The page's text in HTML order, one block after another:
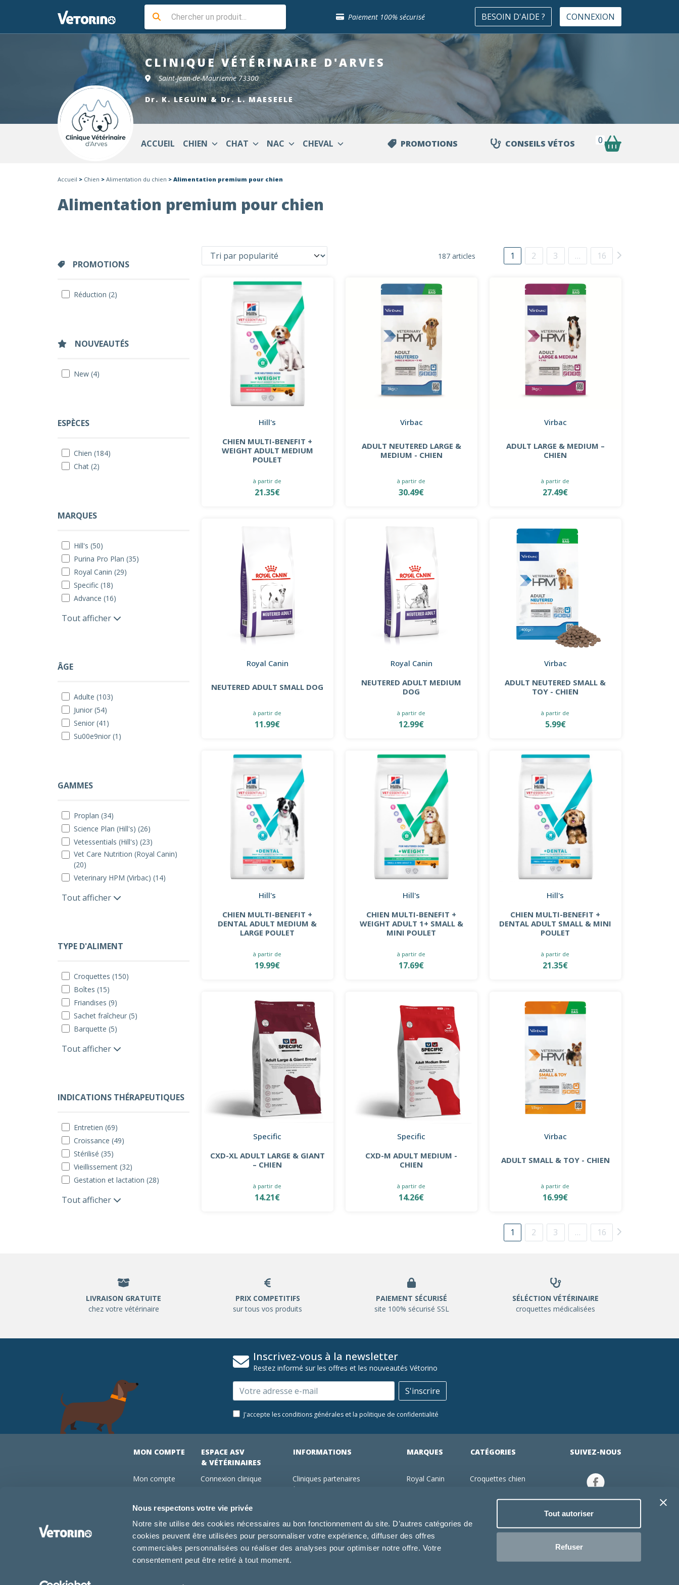
Nous respectons votre vie privée
Notre site utilise des cookies nécessaires au bon fonctionnement du site. D’autres catégories de
cookies peuvent être utilisées pour personnaliser votre expérience, diffuser des offres
commerciales personnalisées ou réaliser des analyses pour optimiser notre offre. Votre
consentement peut être retiré à tout moment.
Tout autoriser
Refuser
Paiement 100% sécurisé
Retour gratuit en clinique
Sélection de croquettes vétérinaire
Paiement 100% sécurisé
Livraison gratuite en clinique vétérinaire
Retour gratuit en clinique
Sélection de croquettes vétérinaire
BESOIN D'AIDE ? CONNEXION
CLINIQUE VÉTÉRINAIRED'ARVES
Saint-Jean-de-Maurienne 73300
Dr. K. LEGUIN & Dr. L. MAESEELE
ACCUEIL CHIEN CHAT NAC CHEVAL PROMOTIONS CONSEILS VÉTOS 0
Accueil > Chien > Alimentation du chien > Alimentation premium pour chien
Alimentation premium pour chien
PROMOTIONS
Réduction (2)
NOUVEAUTÉS
New (4)
ESPÈCES
Chien (184)
Chat (2)
MARQUES
Hill's (50)
Purina Pro Plan (35)
Royal Canin (29)
Specific (18)
Advance (16)
Tout afficher
ÂGE
Adulte (103)
Junior (54)
Senior (41)
Su00e9nior (1)
GAMMES
Proplan (34)
Science Plan (Hill's) (26)
Vetessentials (Hill's) (23)
Vet Care Nutrition (Royal Canin)
(20)
Veterinary HPM (Virbac) (14)
Tout afficher
TYPE D'ALIMENT
Croquettes (150)
Boîtes (15)
Friandises (9)
Sachet fraîcheur (5)
Barquette (5)
Tout afficher
INDICATIONS THÉRAPEUTIQUES
Entretien (69)
Croissance (49)
Stérilisé (35)
Vieillissement (32)
Gestation et lactation (28)
Tout afficher
187 articles 1 2 3 … 16
Hill's
CHIEN MULTI-BENEFIT +
WEIGHT ADULT MEDIUM
POULET
à partir de
21.35€
Virbac
ADULT NEUTERED LARGE &
MEDIUM - CHIEN
à partir de
30.49€
Virbac
ADULT LARGE & MEDIUM –
CHIEN
à partir de
27.49€
Royal Canin
NEUTERED ADULT SMALL DOG
à partir de
11.99€
Royal Canin
NEUTERED ADULT MEDIUM
DOG
à partir de
12.99€
Virbac
ADULT NEUTERED SMALL &
TOY - CHIEN
à partir de
5.99€
Hill's
CHIEN MULTI-BENEFIT +
DENTAL ADULT MEDIUM &
LARGE POULET
à partir de
19.99€
Hill's
CHIEN MULTI-BENEFIT +
WEIGHT ADULT 1+ SMALL &
MINI POULET
à partir de
17.69€
Hill's
CHIEN MULTI-BENEFIT +
DENTAL ADULT SMALL & MINI
POULET
à partir de
21.35€
Specific
CXD-XL ADULT LARGE & GIANT
– CHIEN
à partir de
14.21€
Specific
CXD-M ADULT MEDIUM -
CHIEN
à partir de
14.26€
Virbac
ADULT SMALL & TOY - CHIEN
à partir de
16.99€
1 2 3 … 16
LIVRAISON GRATUITE
chez votre vétérinaire
PRIX COMPETITIFS
sur tous vos produits
PAIEMENT SÉCURISÉ
site 100% sécurisé SSL
SÉLÉCTION VÉTÉRINAIRE
croquettes médicalisées
Inscrivez-vous à la newsletter
Restez informé sur les offres et les nouveautés Vétorino
Email S'inscrire
J'accepte les conditions générales et la politique de confidentialité
MON COMPTE
Mon compte
Conseils vétos
FAQ
ESPACE ASV
& VÉTÉRINAIRES
Connexion clinique
Devenir adhérent Vétorino
INFORMATIONS
Cliniques partenaires
Utilisation des cookies
Conditions générales d'utilisation
MARQUES
Royal Canin
Specific
Dechra
Tonivet
CATÉGORIES
Croquettes chien
Jouets chien
Produits vétérinaire chien
Jouets chat
SUIVEZ-NOUS